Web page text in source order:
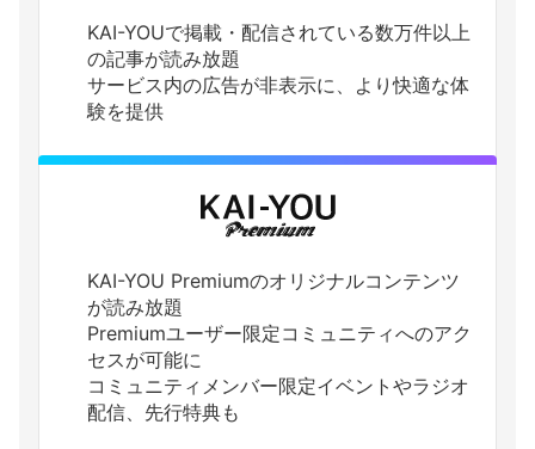
KAI-YOUで掲載・配信されている数万件以上
の記事が読み放題
サービス内の広告が非表示に、より快適な体
験を提供
KAI-YOU Premiumのオリジナルコンテンツ
が読み放題
Premiumユーザー限定コミュニティへのアク
セスが可能に
コミュニティメンバー限定イベントやラジオ
配信、先行特典も